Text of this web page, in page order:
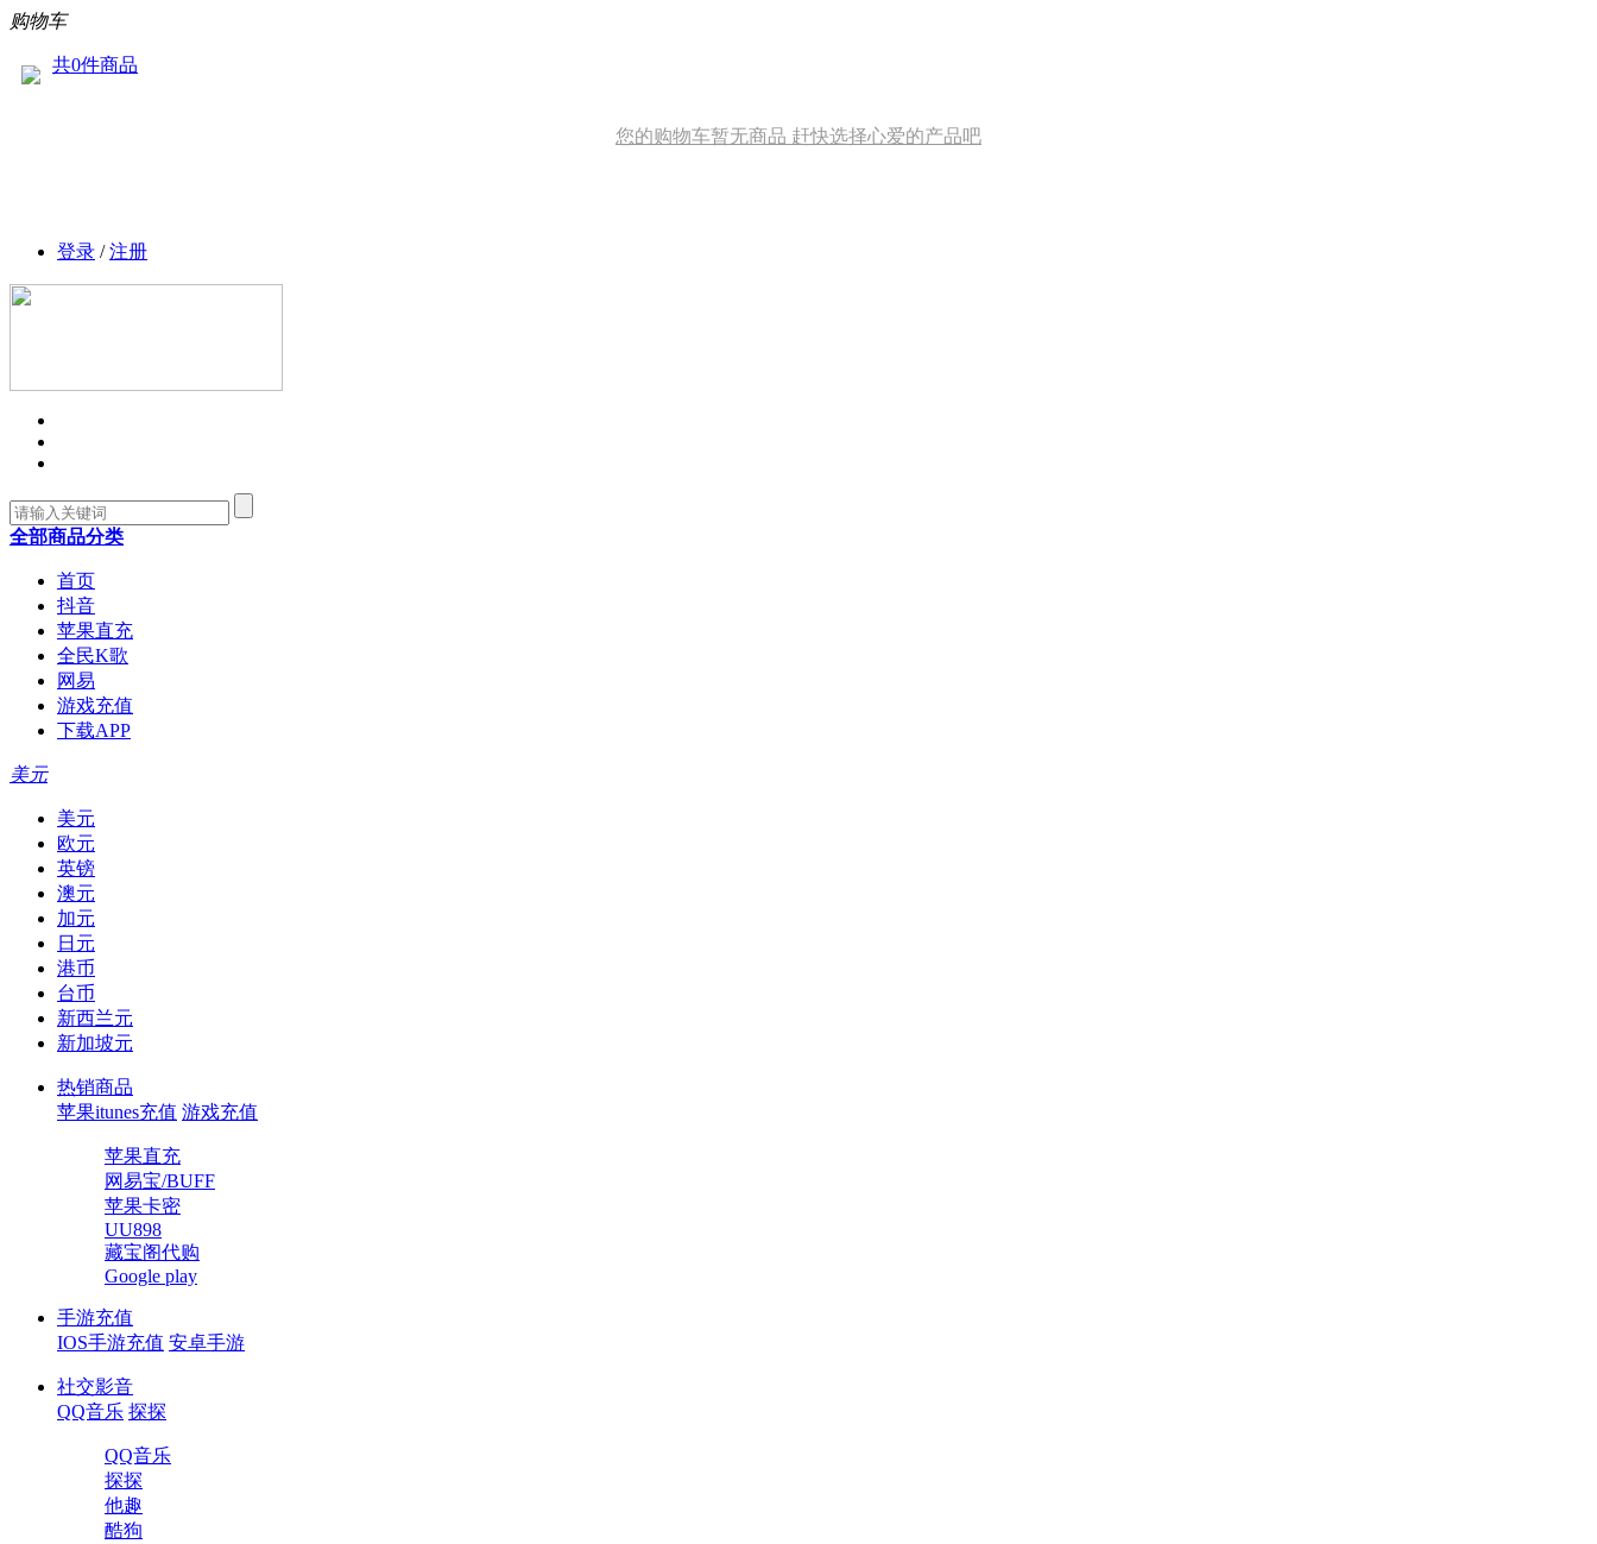
购物车
共0件商品
您的购物车暂无商品 赶快选择心爱的产品吧
登录 /注册
全部商品分类
首页
抖音
苹果直充
全民K歌
网易
游戏充值
下载APP
美元
美元
欧元
英镑
澳元
加元
日元
港币
台币
新西兰元
新加坡元
热销商品
苹果itunes充值 游戏充值
苹果直充
网易宝/BUFF
苹果卡密
UU898
藏宝阁代购
Google play
手游充值
IOS手游充值 安卓手游
社交影音
QQ音乐 探探
QQ音乐
探探
他趣
酷狗